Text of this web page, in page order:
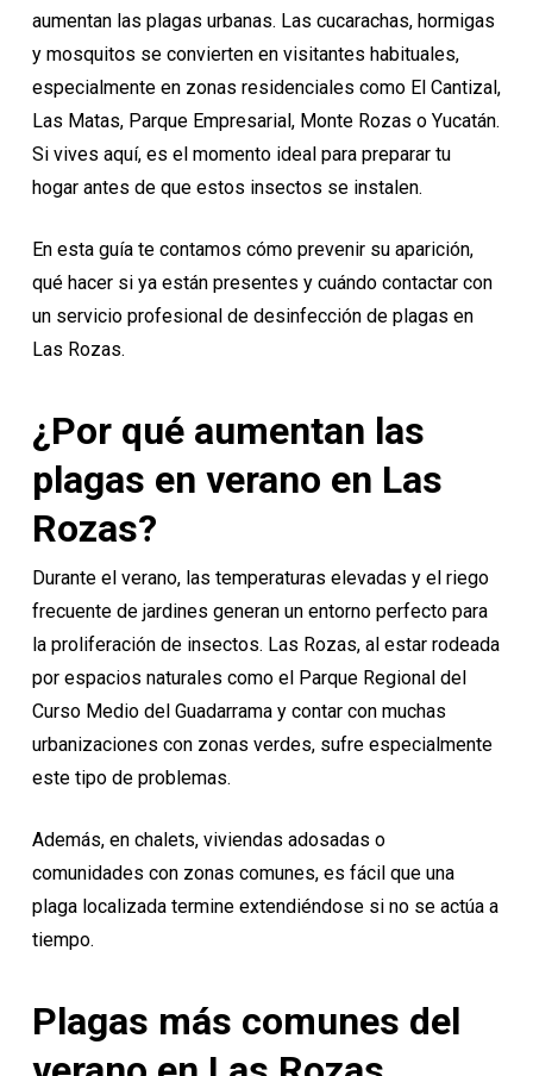
aumentan las plagas urbanas. Las cucarachas, hormigas
y mosquitos se convierten en visitantes habituales,
especialmente en zonas residenciales como El Cantizal,
Las Matas, Parque Empresarial, Monte Rozas o Yucatán.
Si vives aquí, es el momento ideal para preparar tu
hogar antes de que estos insectos se instalen.
En esta guía te contamos cómo prevenir su aparición,
qué hacer si ya están presentes y cuándo contactar con
un servicio profesional de desinfección de plagas en
Las Rozas.
¿Por qué aumentan las
plagas en verano en Las
Rozas?
Durante el verano, las temperaturas elevadas y el riego
frecuente de jardines generan un entorno perfecto para
la proliferación de insectos. Las Rozas, al estar rodeada
por espacios naturales como el Parque Regional del
Curso Medio del Guadarrama y contar con muchas
urbanizaciones con zonas verdes, sufre especialmente
este tipo de problemas.
Además, en chalets, viviendas adosadas o
comunidades con zonas comunes, es fácil que una
plaga localizada termine extendiéndose si no se actúa a
tiempo.
Plagas más comunes del